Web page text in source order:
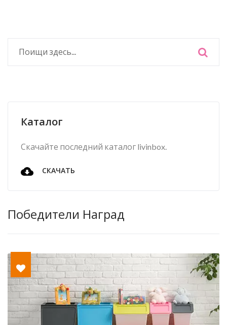
Каталог
Скачайте последний каталог livinbox.
СКАЧАТЬ
Победители Наград